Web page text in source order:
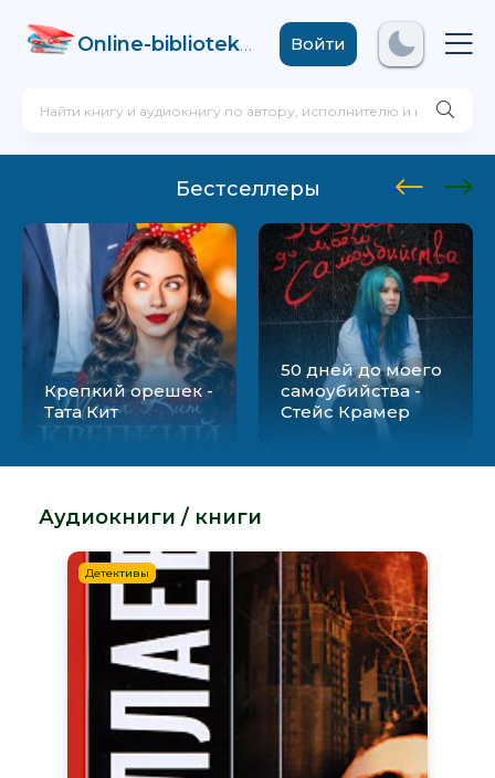
Online-biblioteka .comВойти
Бестселлеры
Крепкий орешек -
Тата Кит
50 дней до моего
самоубийства -
Стейс Крамер
Аудиокниги / книги
Детективы